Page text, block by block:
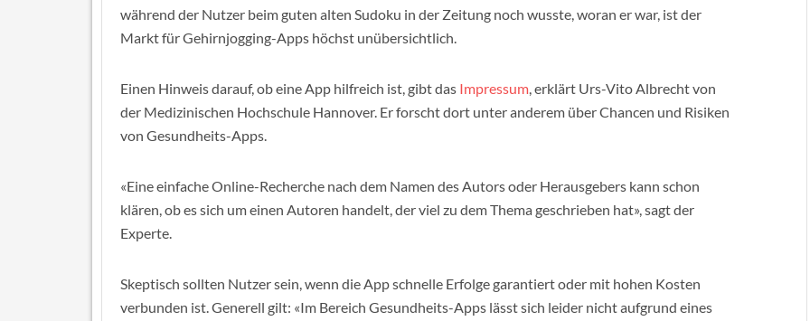
während der Nutzer beim guten alten Sudoku in der Zeitung noch wusste, woran er war, ist der
Markt für Gehirnjogging-Apps höchst unübersichtlich.
Einen Hinweis darauf, ob eine App hilfreich ist, gibt das Impressum, erklärt Urs-Vito Albrecht von
der Medizinischen Hochschule Hannover. Er forscht dort unter anderem über Chancen und Risiken
von Gesundheits-Apps.
«Eine einfache Online-Recherche nach dem Namen des Autors oder Herausgebers kann schon
klären, ob es sich um einen Autoren handelt, der viel zu dem Thema geschrieben hat», sagt der
Experte.
Skeptisch sollten Nutzer sein, wenn die App schnelle Erfolge garantiert oder mit hohen Kosten
verbunden ist. Generell gilt: «Im Bereich Gesundheits-Apps lässt sich leider nicht aufgrund eines